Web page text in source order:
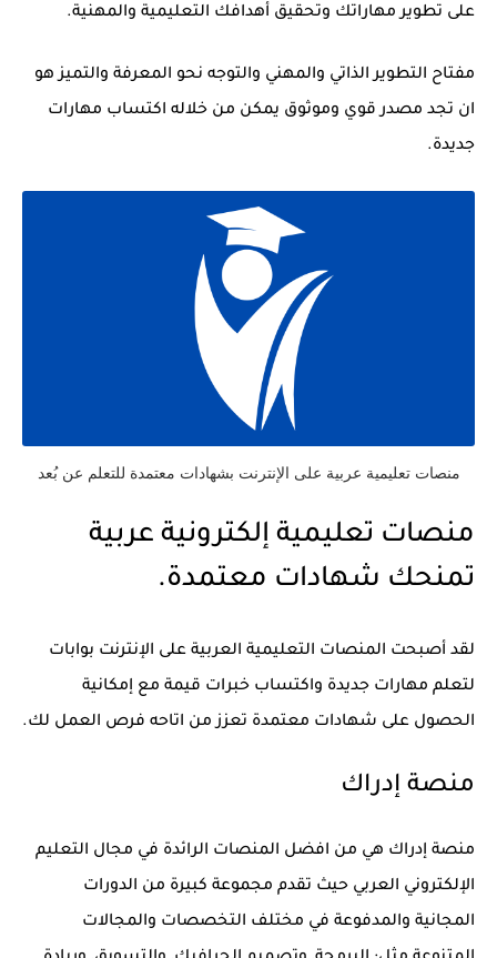
على تطوير مهاراتك وتحقيق أهدافك التعليمية والمهنية.
مفتاح التطوير الذاتي والمهني والتوجه نحو المعرفة والتميز هو
ان تجد مصدر قوي وموثوق يمكن من خلاله اكتساب مهارات
جديدة.
منصات تعليمية عربية على الإنترنت بشهادات معتمدة للتعلم عن بُعد
منصات تعليمية إلكترونية عربية
تمنحك شهادات معتمدة.
لقد أصبحت المنصات التعليمية العربية على الإنترنت بوابات
لتعلم مهارات جديدة واكتساب خبرات قيمة مع إمكانية
الحصول على شهادات معتمدة تعزز من اتاحه فرص العمل لك.
منصة إدراك
منصة إدراك هي من افضل المنصات الرائدة في مجال التعليم
الإلكتروني العربي حيث تقدم مجموعة كبيرة من الدورات
المجانية والمدفوعة في مختلف التخصصات والمجالات